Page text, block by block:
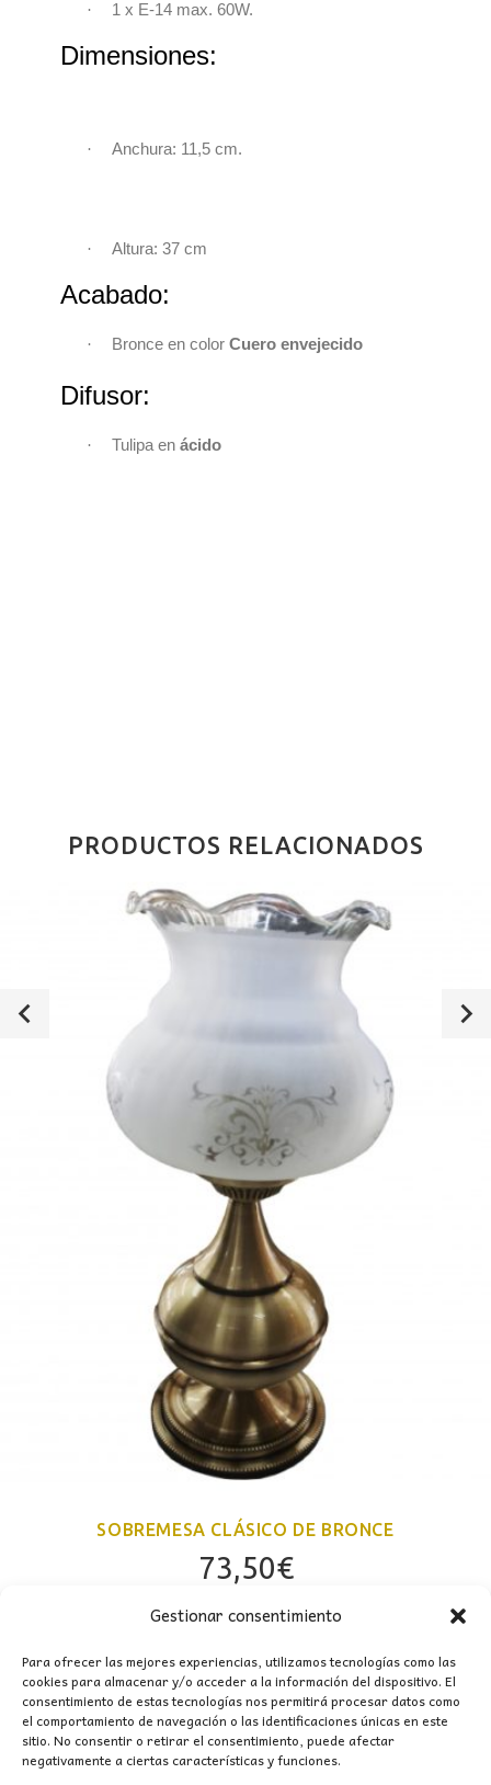
Gestionar consentimiento
Para ofrecer las mejores experiencias, utilizamos tecnologías como las
cookies para almacenar y/o acceder a la información del dispositivo. El
consentimiento de estas tecnologías nos permitirá procesar datos como
el comportamiento de navegación o las identificaciones únicas en este
sitio. No consentir o retirar el consentimiento, puede afectar
negativamente a ciertas características y funciones.
· 1 x E-14 max. 60W.
Dimensiones:
· Anchura: 11,5 cm.
· Altura: 37 cm
Acabado:
· Bronce en color Cuero envejecido
Difusor:
· Tulipa en ácido
PRODUCTOS RELACIONADOS
SOBREMESA CLÁSICO DE BRONCE
73,50€